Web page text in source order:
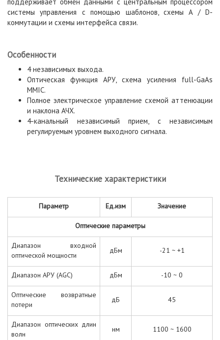
системы управления с помощью шаблонов, схемы A / D-
коммутации и схемы интерфейса связи.
Особенности
4 независимых выхода.
Оптическая функция АРУ, схема усиления full-GaAs
MMIC.
Полное электрическое управление схемой аттенюации
и наклона АЧХ.
4-канальный независимый прием, с независимым
регулируемым уровнем выходного сигнала.
Технические характеристики
Параметр Ед.изм Значение
Оптические параметры
Диапазон входной
оптической мощности
дБм -21 ~ +1
Диапазон АРУ (AGC) дБм -10 ~ 0
Оптические возвратные
потери
дБ 45
Диапазон оптических длин
волн
нм 1100 ~ 1600